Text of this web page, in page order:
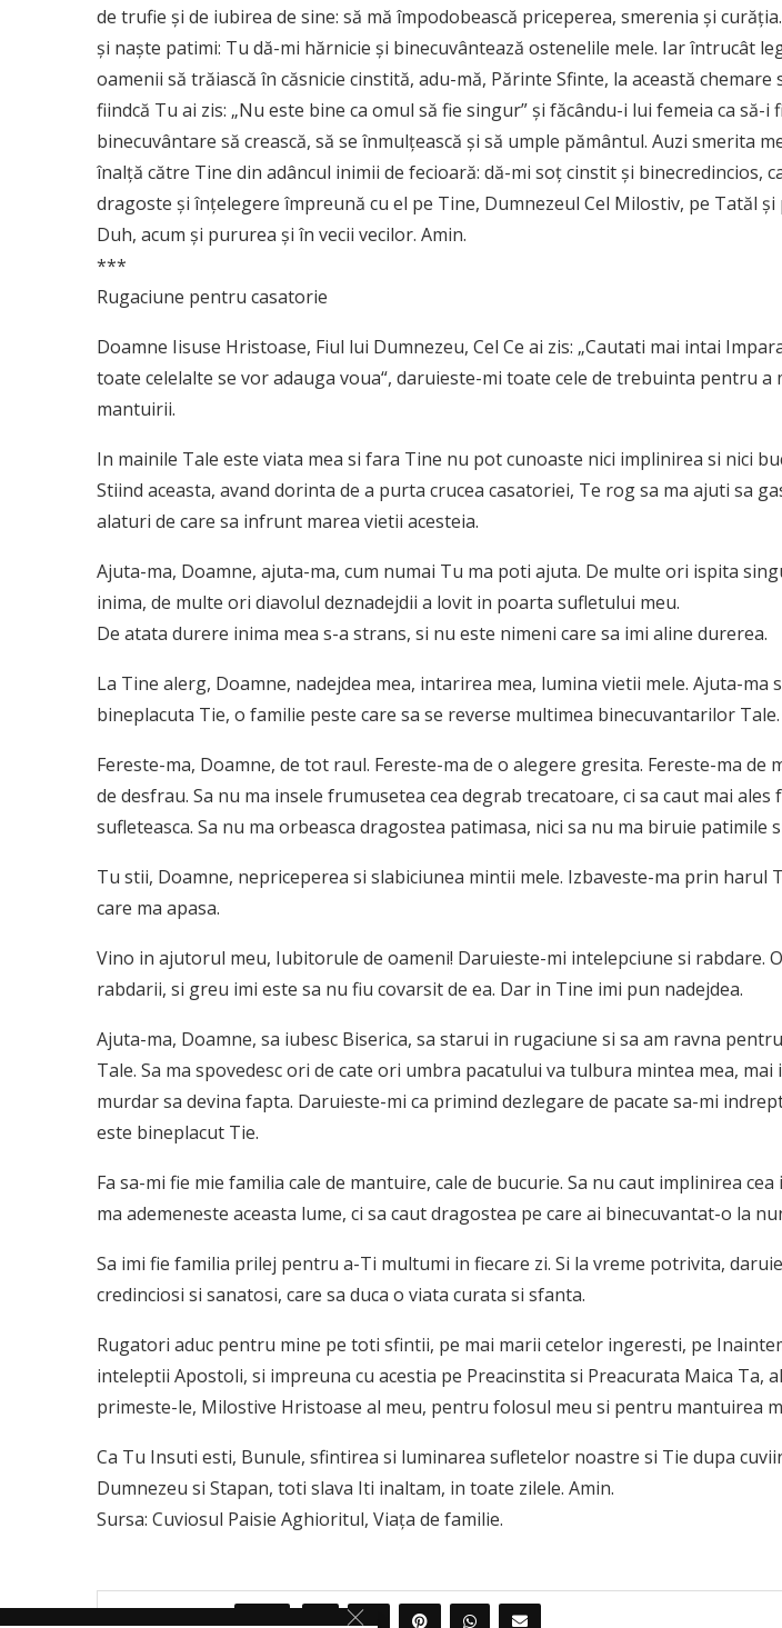
de trufie şi de iubirea de sine: să mă împodobească priceperea, smerenia şi
şi naşte patimi: Tu dă-mi hărnicie şi binecuvântează ostenelile mele. Iar întrucât
oamenii să trăiască în căsnicie cinstită, adu-mă, Părinte Sfinte, la această
fiindcă Tu ai zis: „Nu este bine ca omul să fie singur” şi făcându-i lui femeia ca să-i
binecuvântare să crească, să se înmulţească şi să umple pământul. Auzi smerita
înalţă către Tine din adâncul inimii de fecioară: dă-mi soţ cinstit şi binecredincios,
dragoste şi înţelegere împreună cu el pe Tine, Dumnezeul Cel Milostiv, pe Tatăl şi
Duh, acum şi pururea şi în vecii vecilor. Amin.
***
Rugaciune pentru casatorie
Doamne Iisuse Hristoase, Fiul lui Dumnezeu, Cel Ce ai zis: „Cautati mai intai
toate celelalte se vor adauga voua“, daruieste-mi toate cele de trebuinta pentru a
mantuirii.
In mainile Tale este viata mea si fara Tine nu pot cunoaste nici implinirea si nici
Stiind aceasta, avand dorinta de a purta crucea casatoriei, Te rog sa ma ajuti sa
alaturi de care sa infrunt marea vietii acesteia.
Ajuta-ma, Doamne, ajuta-ma, cum numai Tu ma poti ajuta. De multe ori ispita
inima, de multe ori diavolul deznadejdii a lovit in poarta sufletului meu.
De atata durere inima mea s-a strans, si nu este nimeni care sa imi aline durerea.
La Tine alerg, Doamne, nadejdea mea, intarirea mea, lumina vietii mele. Ajuta-ma
bineplacuta Tie, o familie peste care sa se reverse multimea binecuvantarilor Tale.
Fereste-ma, Doamne, de tot raul. Fereste-ma de o alegere gresita. Fereste-ma de
de desfrau. Sa nu ma insele frumusetea cea degrab trecatoare, ci sa caut mai ales
sufleteasca. Sa nu ma orbeasca dragostea patimasa, nici sa nu ma biruie patimile
Tu stii, Doamne, nepriceperea si slabiciunea mintii mele. Izbaveste-ma prin harul
care ma apasa.
Vino in ajutorul meu, Iubitorule de oameni! Daruieste-mi intelepciune si rabdare.
rabdarii, si greu imi este sa nu fiu covarsit de ea. Dar in Tine imi pun nadejdea.
Ajuta-ma, Doamne, sa iubesc Biserica, sa starui in rugaciune si sa am ravna
Tale. Sa ma spovedesc ori de cate ori umbra pacatului va tulbura mintea mea, mai
murdar sa devina fapta. Daruieste-mi ca primind dezlegare de pacate sa-mi
este bineplacut Tie.
Fa sa-mi fie mie familia cale de mantuire, cale de bucurie. Sa nu caut implinirea
ma ademeneste aceasta lume, ci sa caut dragostea pe care ai binecuvantat-o la
Sa imi fie familia prilej pentru a-Ti multumi in fiecare zi. Si la vreme potrivita,
credinciosi si sanatosi, care sa duca o viata curata si sfanta.
Rugatori aduc pentru mine pe toti sfintii, pe mai marii cetelor ingeresti, pe
inteleptii Apostoli, si impreuna cu acestia pe Preacinstita si Preacurata Maica Ta,
primeste-le, Milostive Hristoase al meu, pentru folosul meu si pentru mantuirea
Ca Tu Insuti esti, Bunule, sfintirea si luminarea sufletelor noastre si Tie dupa
Dumnezeu si Stapan, toti slava Iti inaltam, in toate zilele. Amin.
Sursa: Cuviosul Paisie Aghioritul, Viața de familie.
0